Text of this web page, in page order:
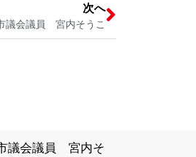
次へ
議会議員 宮内そうこ
議会議員 宮内そ